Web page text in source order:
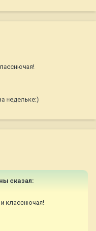
недельке:)
сказал:
класснючая!